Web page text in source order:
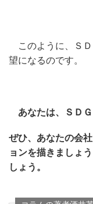
このように、ＳＤ
望になるのです。
あなたは、ＳＤ
ぜひ、あなたの会
ョンを描きましょ
しょう。